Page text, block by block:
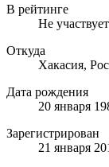
В рейтинге
Не участвует
Откуда
Хакасия,
Дата рождения
20 января
Зарегистрирован
21 января